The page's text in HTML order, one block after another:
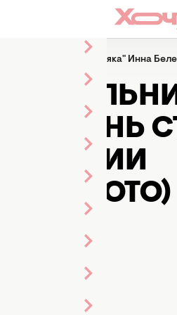
"Холостяка" Инна
БЕЛЕНЬ
(ФОТО)